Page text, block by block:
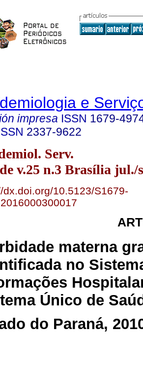
e
impresa ISSN 1679-
2337-9622
Serv.
v.25 n.3 Brasília jul./
dx.doi.org/10.5123/S1679-
materna
no
Único de
do Paraná,